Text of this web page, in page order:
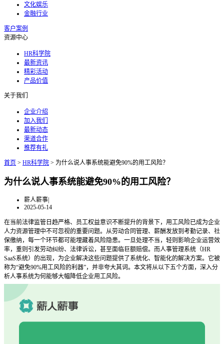
文化娱乐
金融行业
客户案例
资源中心
HR科学院
最新资讯
精彩活动
产品价值
关于我们
企业介绍
加入我们
最新动态
渠道合作
推荐有礼
首页 > HR科学院 > 为什么说人事系统能避免90%的用工风险？
为什么说人事系统能避免90%的用工风险？
薪人薪事|
2025-05-14
在当前法律监管日趋严格、员工权益意识不断提升的背景下，用工风险已成为企业
人力资源管理中不可忽视的重要问题。从劳动合同管理、薪酬发放到考勤记录、社
保缴纳，每一个环节都可能埋藏着风险隐患。一旦处理不当，轻则影响企业运营效
率，重则引发劳动纠纷、法律诉讼，甚至面临巨额赔偿。而人事管理系统（HR
SaaS系统）的出现，为企业解决这些问题提供了系统化、智能化的解决方案。它被
称为“避免90%用工风险的利器”，并非夸大其词。本文将从以下五个方面，深入分
析人事系统为何能够大幅降低企业用工风险。